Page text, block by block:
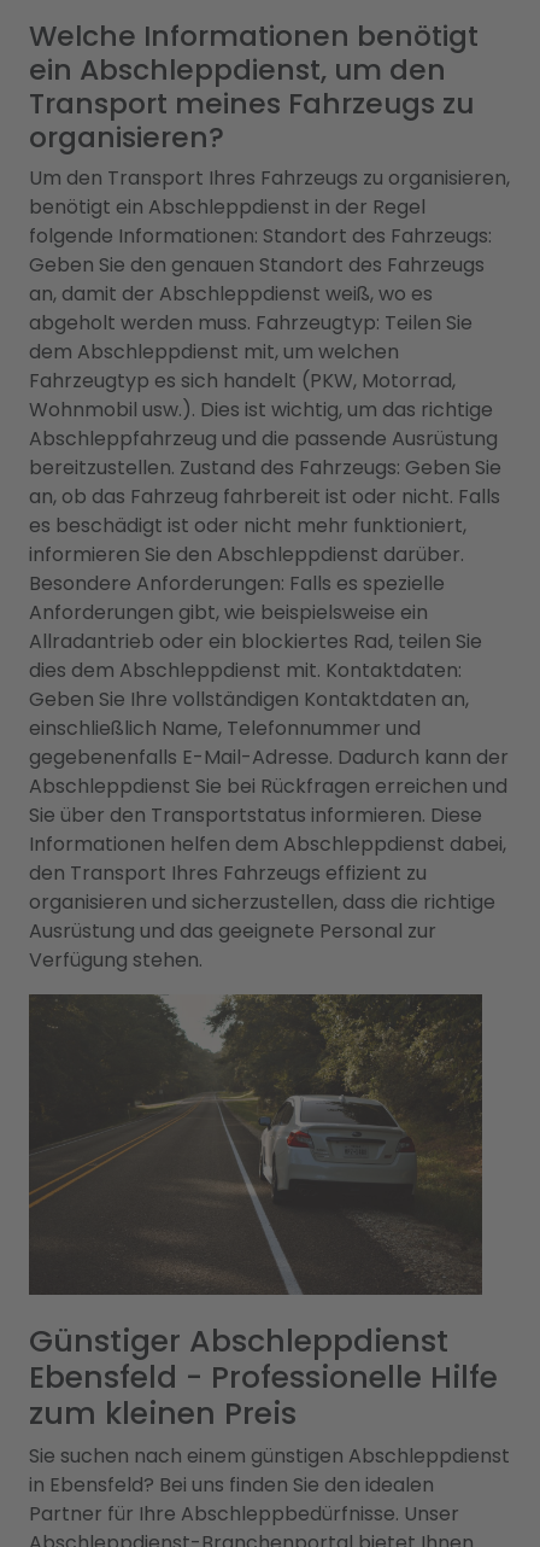
Welche Informationen benötigt
ein Abschleppdienst, um den
Transport meines Fahrzeugs zu
organisieren?
Um den Transport Ihres Fahrzeugs zu organisieren,
benötigt ein Abschleppdienst in der Regel
folgende Informationen: Standort des Fahrzeugs:
Geben Sie den genauen Standort des Fahrzeugs
an, damit der Abschleppdienst weiß, wo es
abgeholt werden muss. Fahrzeugtyp: Teilen Sie
dem Abschleppdienst mit, um welchen
Fahrzeugtyp es sich handelt (PKW, Motorrad,
Wohnmobil usw.). Dies ist wichtig, um das richtige
Abschleppfahrzeug und die passende Ausrüstung
bereitzustellen. Zustand des Fahrzeugs: Geben Sie
an, ob das Fahrzeug fahrbereit ist oder nicht. Falls
es beschädigt ist oder nicht mehr funktioniert,
informieren Sie den Abschleppdienst darüber.
Besondere Anforderungen: Falls es spezielle
Anforderungen gibt, wie beispielsweise ein
Allradantrieb oder ein blockiertes Rad, teilen Sie
dies dem Abschleppdienst mit. Kontaktdaten:
Geben Sie Ihre vollständigen Kontaktdaten an,
einschließlich Name, Telefonnummer und
gegebenenfalls E-Mail-Adresse. Dadurch kann der
Abschleppdienst Sie bei Rückfragen erreichen und
Sie über den Transportstatus informieren. Diese
Informationen helfen dem Abschleppdienst dabei,
den Transport Ihres Fahrzeugs effizient zu
organisieren und sicherzustellen, dass die richtige
Ausrüstung und das geeignete Personal zur
Verfügung stehen.
Günstiger Abschleppdienst
Ebensfeld - Professionelle Hilfe
zum kleinen Preis
Sie suchen nach einem günstigen Abschleppdienst
in Ebensfeld? Bei uns finden Sie den idealen
Partner für Ihre Abschleppbedürfnisse. Unser